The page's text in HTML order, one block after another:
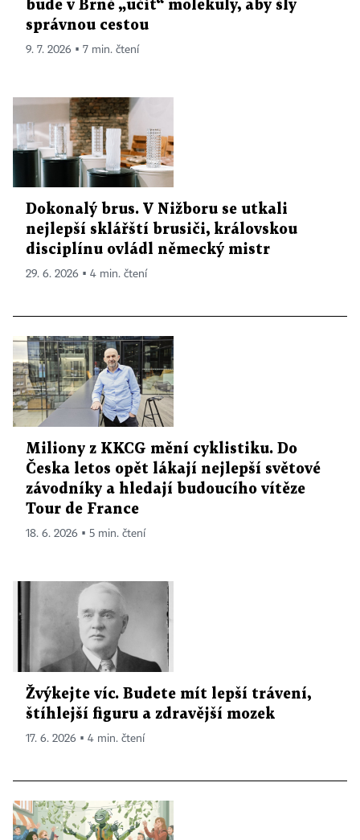
bude v Brně „učit“ molekuly, aby šly
správnou cestou
9. 7. 2026 ▪ 7 min. čtení
Dokonalý brus. V Nižboru se utkali
nejlepší sklářští brusiči, královskou
disciplínu ovládl německý mistr
29. 6. 2026 ▪ 4 min. čtení
Miliony z KKCG mění cyklistiku. Do
Česka letos opět lákají nejlepší světové
závodníky a hledají budoucího vítěze
Tour de France
18. 6. 2026 ▪ 5 min. čtení
Žvýkejte víc. Budete mít lepší trávení,
štíhlejší figuru a zdravější mozek
17. 6. 2026 ▪ 4 min. čtení